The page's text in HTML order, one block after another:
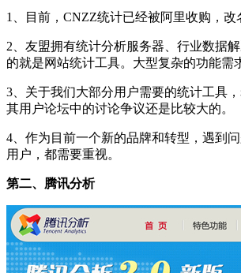
1、目前，CNZZ统计已经被阿里收购，
2、友盟拥有统计分析服务器、行业数据
的就是网站统计工具。大型复杂的功能需
3、关于我们大部分用户需要的统计工具
其用户论坛中的讨论争议还是比较大的。
4、作为目前一个新的品牌和转型，遇到
用户，都需要重视。
第二、腾讯分析